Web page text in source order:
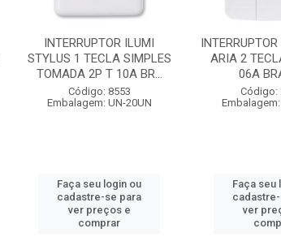
INTERRUPTOR ILUMI
STYLUS 1 TECLA SIMPLES
TOMADA 2P T 10A BR...
Código: 8553
Embalagem: UN-20UN
Faça seu login ou
cadastre-se para
ver preços e
comprar
ARIA 2
06A
Código:
Faça seu
ver